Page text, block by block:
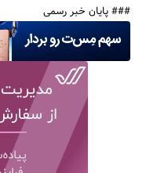
### پایان خبر رسمی